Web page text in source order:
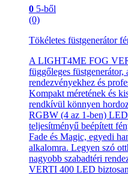
0 5-ből
(0)
Tökéletes füstgenerátor
A LIGHT4ME FOG
függőleges
rendezvényekhez és
Kompakt méretének és
rendkívül könnyen
RGBW (4 az 1-ben)
teljesítményű beépített
Fade és Magic, egyedi
alkalomra. Legyen szó
nagyobb szabadtéri
VERTI 400 LED